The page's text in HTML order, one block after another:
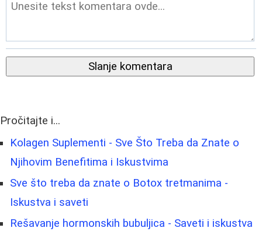
Slanje komentara
Pročitajte i...
Kolagen Suplementi - Sve Što Treba da Znate o
Njihovim Benefitima i Iskustvima
Sve što treba da znate o Botox tretmanima -
Iskustva i saveti
Rešavanje hormonskih bubuljica - Saveti i iskustva